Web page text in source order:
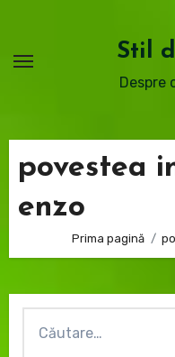
conținut
Stil
Despre
povestea
enzo
Prima pagină